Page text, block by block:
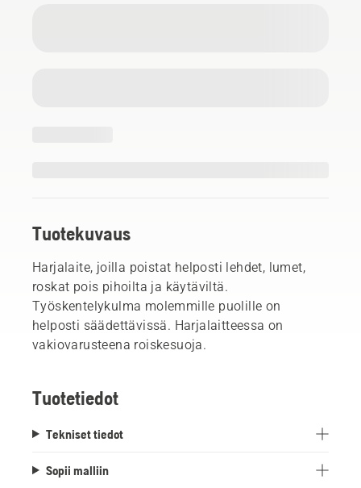
Tuotekuvaus
Harjalaite, joilla poistat helposti lehdet, lumet,
roskat pois pihoilta ja käytäviltä.
Työskentelykulma molemmille puolille on
helposti säädettävissä. Harjalaitteessa on
vakiovarusteena roiskesuoja.
Tuotetiedot
Tekniset tiedot
Sopii malliin